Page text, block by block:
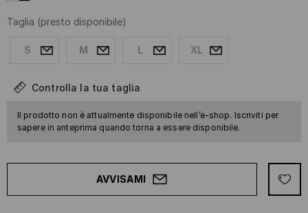
Taglia (presto disponibile)
S M L XL
Controlla la tua taglia
Il prodotto non è attualmente disponibile nell’e-shop. Iscriviti per
sapere in anteprima quando torna a essere disponibile.
AVVISAMI